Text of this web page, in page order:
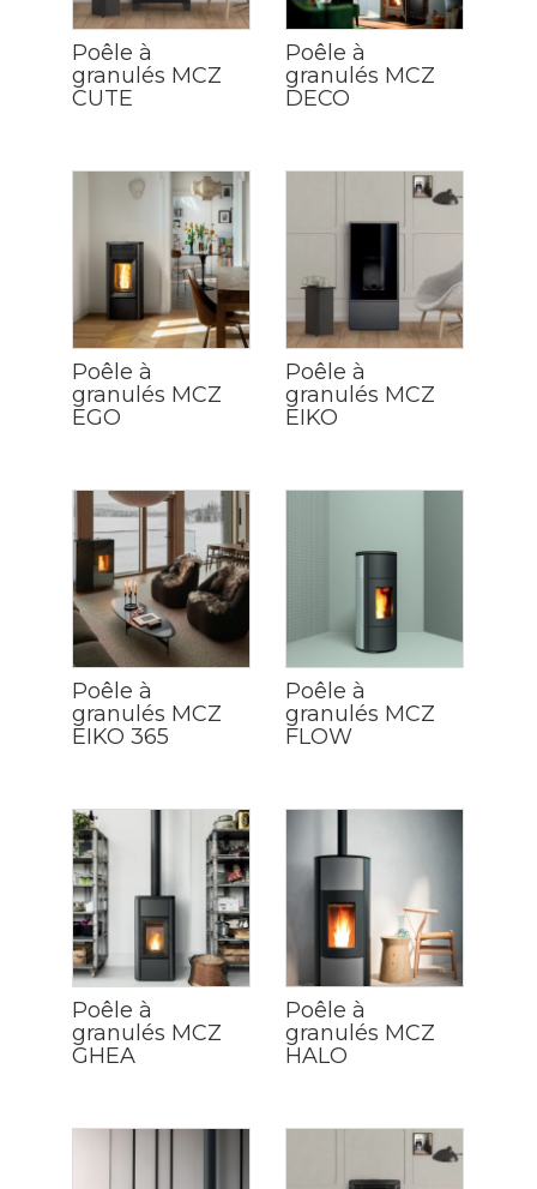
Poêle à
granulés MCZ
CUTE
Poêle à
granulés MCZ
DECO
Poêle à
granulés MCZ
EGO
Poêle à
granulés MCZ
EIKO
Poêle à
granulés MCZ
EIKO 365
Poêle à
granulés MCZ
FLOW
Poêle à
granulés MCZ
GHEA
Poêle à
granulés MCZ
HALO